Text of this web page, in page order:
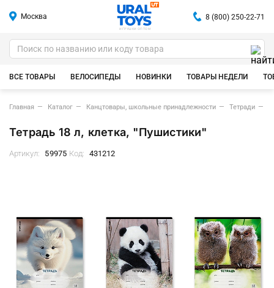
Москва
ИГРУШКИ ОПТОМ
8 (800) 250-22-71
ВСЕ ТОВАРЫ ВЕЛОСИПЕДЫ НОВИНКИ ТОВАРЫ НЕДЕЛИ
Главная Каталог Канцтовары, школьные принадлежности Тетради
Тетрадь 18 л, клетка, "Пушистики"
Артикул: 59975 Код: 431212